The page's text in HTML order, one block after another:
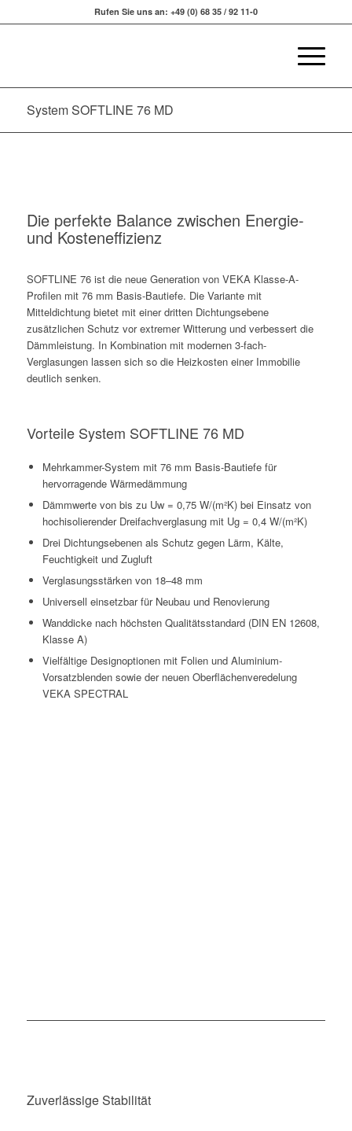
Rufen Sie uns an: +49 (0) 68 35 / 92 11-0
System SOFTLINE 76 MD
Die perfekte Balance zwischen Energie-
und Kosteneffizienz
SOFTLINE 76 ist die neue Generation von VEKA Klasse-A-
Profilen mit 76 mm Basis-Bautiefe. Die Variante mit
Mitteldichtung bietet mit einer dritten Dichtungsebene
zusätzlichen Schutz vor extremer Witterung und verbessert die
Dämmleistung. In Kombination mit modernen 3-fach-
Verglasungen lassen sich so die Heizkosten einer Immobilie
deutlich senken.
Vorteile System SOFTLINE 76 MD
Mehrkammer-System mit 76 mm Basis-Bautiefe für
hervorragende Wärmedämmung
Dämmwerte von bis zu Uw = 0,75 W/(m²K) bei Einsatz von
hochisolierender Dreifachverglasung mit Ug = 0,4 W/(m²K)
Drei Dichtungsebenen als Schutz gegen Lärm, Kälte,
Feuchtigkeit und Zugluft
Verglasungsstärken von 18–48 mm
Universell einsetzbar für Neubau und Renovierung
Wanddicke nach höchsten Qualitätsstandard (DIN EN 12608,
Klasse A)
Vielfältige Designoptionen mit Folien und Aluminium-
Vorsatzblenden sowie der neuen Oberflächenveredelung
VEKA SPECTRAL
Zuverlässige Stabilität